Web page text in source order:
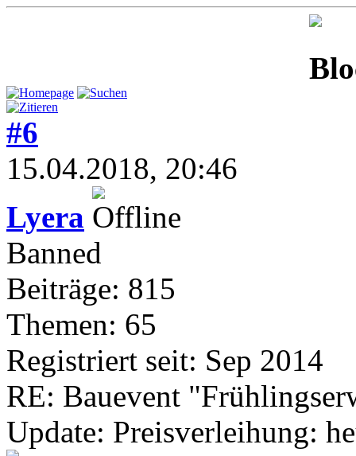
#6
15.04.2018, 20:46
Lyera
Banned
Beiträge: 815
Themen: 65
Registriert seit: Sep 2014
RE: Bauevent
Update: Preisverleihung: